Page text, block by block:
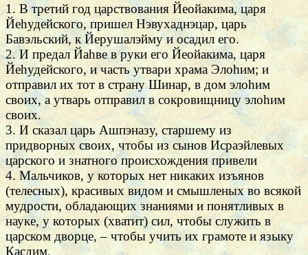
1. В третий год царствования Йeойакима, царя
Йеhудейского, пришел Нэвухаднэцар, царь
Бавэльский, к Йерушалэйму и осадил его.
2. И предал Йаhве в руки его Йeойакима, царя
Йеhудейского, и часть утвари храма Элоhим; и
отправил их тот в страну Шинар, в дом элоhим
своих, а утварь отправил в сокровищницу элоhим
своих.
3. И сказал царь Ашпэназу, старшему из
придворных своих, чтобы из сынов Исраэйлевых
царского и знатного происхождения привели
4. Мальчиков, у которых нет никаких изъянов
(телесных), красивых видом и смышленых во всякой
мудрости, обладающих знаниями и понятливых в
науке, у которых (хватит) сил, чтобы служить в
царском дворце, – чтобы учить их грамоте и языку
Касдим.